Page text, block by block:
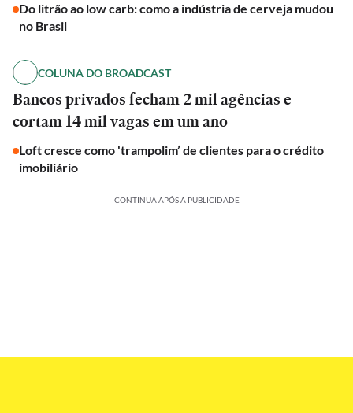
Do litrão ao low carb: como a indústria de cerveja mudou
no Brasil
COLUNA DO BROADCAST
Bancos privados fecham 2 mil agências e
cortam 14 mil vagas em um ano
Loft cresce como 'trampolim’ de clientes para o crédito
imobiliário
CONTINUA APÓS A PUBLICIDADE